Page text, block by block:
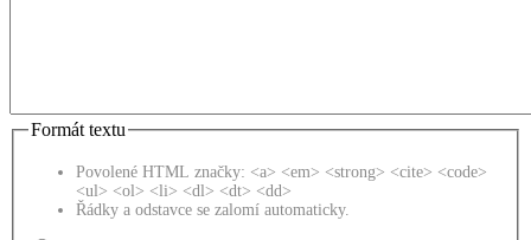
Formát textu
Povolené HTML značky: <a> <em> <strong> <cite> <code>
<ul> <ol> <li> <dl> <dt> <dd>
Řádky a odstavce se zalomí automaticky.